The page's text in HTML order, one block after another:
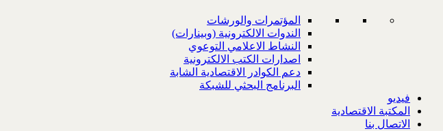
المؤتمرات والورشات
الندوات الالكترونية (وبينارات)
النشاط الاعلامي التوعوي
اصدارات الكتب الالكترونية
دعم الكوادر الاقتصادية الشابة
البرنامج البحثي للشبكة
فيديو
المكتبة الاقتصادية
الاتصال بنا